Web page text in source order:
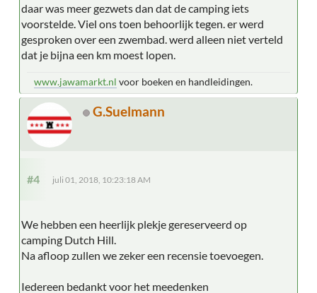
daar was meer gezwets dan dat de camping iets
voorstelde. Viel ons toen behoorlijk tegen. er werd
gesproken over een zwembad. werd alleen niet verteld
dat je bijna een km moest lopen.
www.jawamarkt.nl voor boeken en handleidingen.
G.Suelmann
#4 juli 01, 2018, 10:23:18 AM
We hebben een heerlijk plekje gereserveerd op
camping Dutch Hill.
Na afloop zullen we zeker een recensie toevoegen.
Iedereen bedankt voor het meedenken